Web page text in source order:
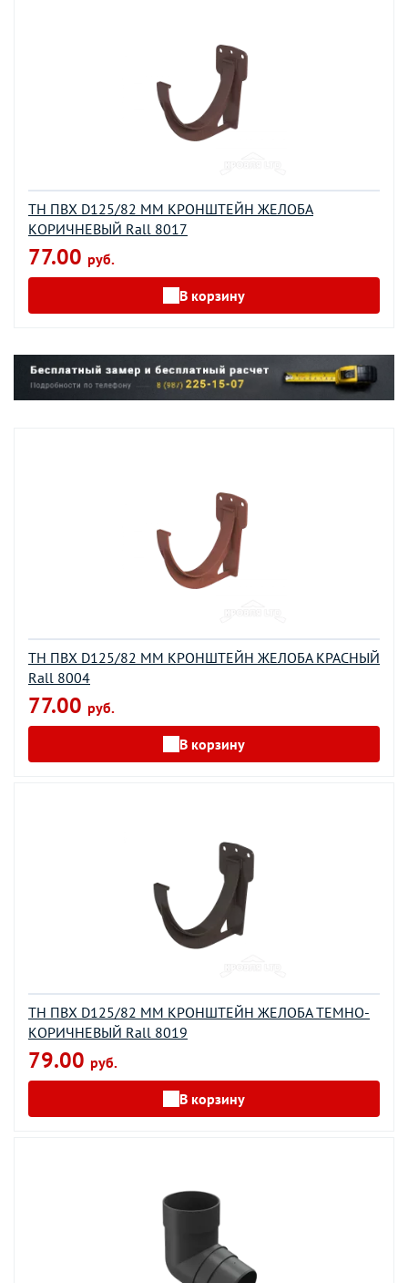
ТН ПВХ D125/82 ММ КРОНШТЕЙН ЖЕЛОБА
КОРИЧНЕВЫЙ Rall 8017
77.00 руб.
В корзину
ТН ПВХ D125/82 ММ КРОНШТЕЙН ЖЕЛОБА КРАСНЫЙ
Rall 8004
77.00 руб.
В корзину
ТН ПВХ D125/82 ММ КРОНШТЕЙН ЖЕЛОБА ТЕМНО-
КОРИЧНЕВЫЙ Rall 8019
79.00 руб.
В корзину